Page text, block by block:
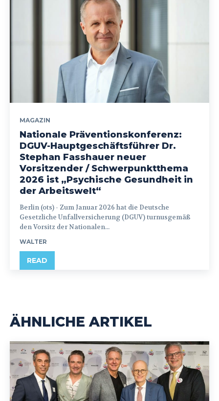
MAGAZIN
Nationale Präventionskonferenz:
DGUV-Hauptgeschäftsführer Dr.
Stephan Fasshauer neuer
Vorsitzender / Schwerpunktthema
2026 ist „Psychische Gesundheit in
der Arbeitswelt“
Berlin (ots) - Zum Januar 2026 hat die Deutsche
Gesetzliche Unfallversicherung (DGUV) turnusgemäß
den Vorsitz der Nationalen...
WALTER
READ
ÄHNLICHE ARTIKEL